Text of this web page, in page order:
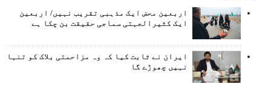
اربعین محض ایک مذہبی تقریب نہیں/ اربعین
ایک کثیرالجہتی سماجی حقیقت بن چکا ہے
ایران نے ثابت کیا کہ وہ مزاحمتی بلاک کو تنہا
نہیں چھوڑے گا